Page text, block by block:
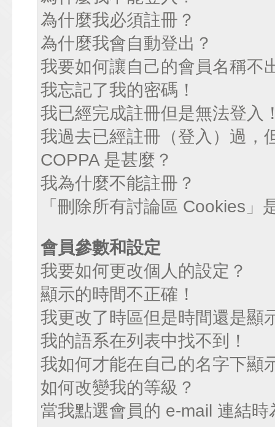
為什麼我必須註冊？
為什麼我會自動登出？
我要如何讓自己的會員名稱不
我忘記了我的密碼！
我已經完成註冊但是無法登入
我過去已經註冊（登入）過，
COPPA 是甚麼？
我為什麼不能註冊？
「刪除所有討論區 Cookies」
會員參數和設定
我要如何更改個人的設定？
顯示的時間不正確！
我更改了時區但是時間還是顯
我的語系在列表中找不到！
我如何才能在自己的名字下顯
如何改變我的等級？
當我點選會員的 e-mail 連結